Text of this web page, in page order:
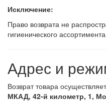
Исключение:
Право возврата не
гигиенического
Адрес и
Возврат товара
МКАД, 42-й километр, 1,